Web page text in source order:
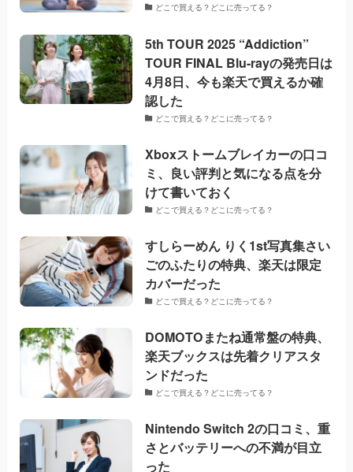
どこで買える？どこに売ってる？
5th TOUR 2025 “Addiction”
TOUR FINAL Blu-rayの発売日は
4月8日、今も楽天で買えるか確
認した
どこで買える？どこに売ってる？
Xboxストームブレイカーの口コ
ミ、良い評判と気になる点を分
けて書いておく
どこで買える？どこに売ってる？
すしらーめん りく1st写真集さい
ごのふたりの特典、楽天は限定
カバーだった
どこで買える？どこに売ってる？
DOMOTOまたね通常盤の特典、
楽天ブックスは先着クリアスタ
ンドだった
どこで買える？どこに売ってる？
Nintendo Switch 2の口コミ、重
さとバッテリーへの不満が目立
った